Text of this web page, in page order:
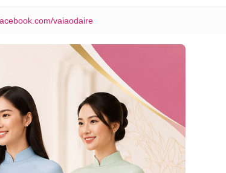
vaiaodaire